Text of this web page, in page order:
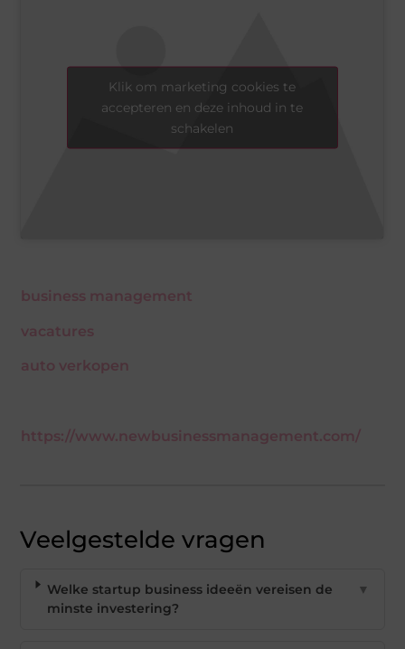
Klik om marketing cookies te
accepteren en deze inhoud in te
schakelen
business management
vacatures
auto verkopen
https://www.newbusinessmanagement.com/
Veelgestelde vragen
Welke startup business ideeën vereisen de
minste investering?
▼